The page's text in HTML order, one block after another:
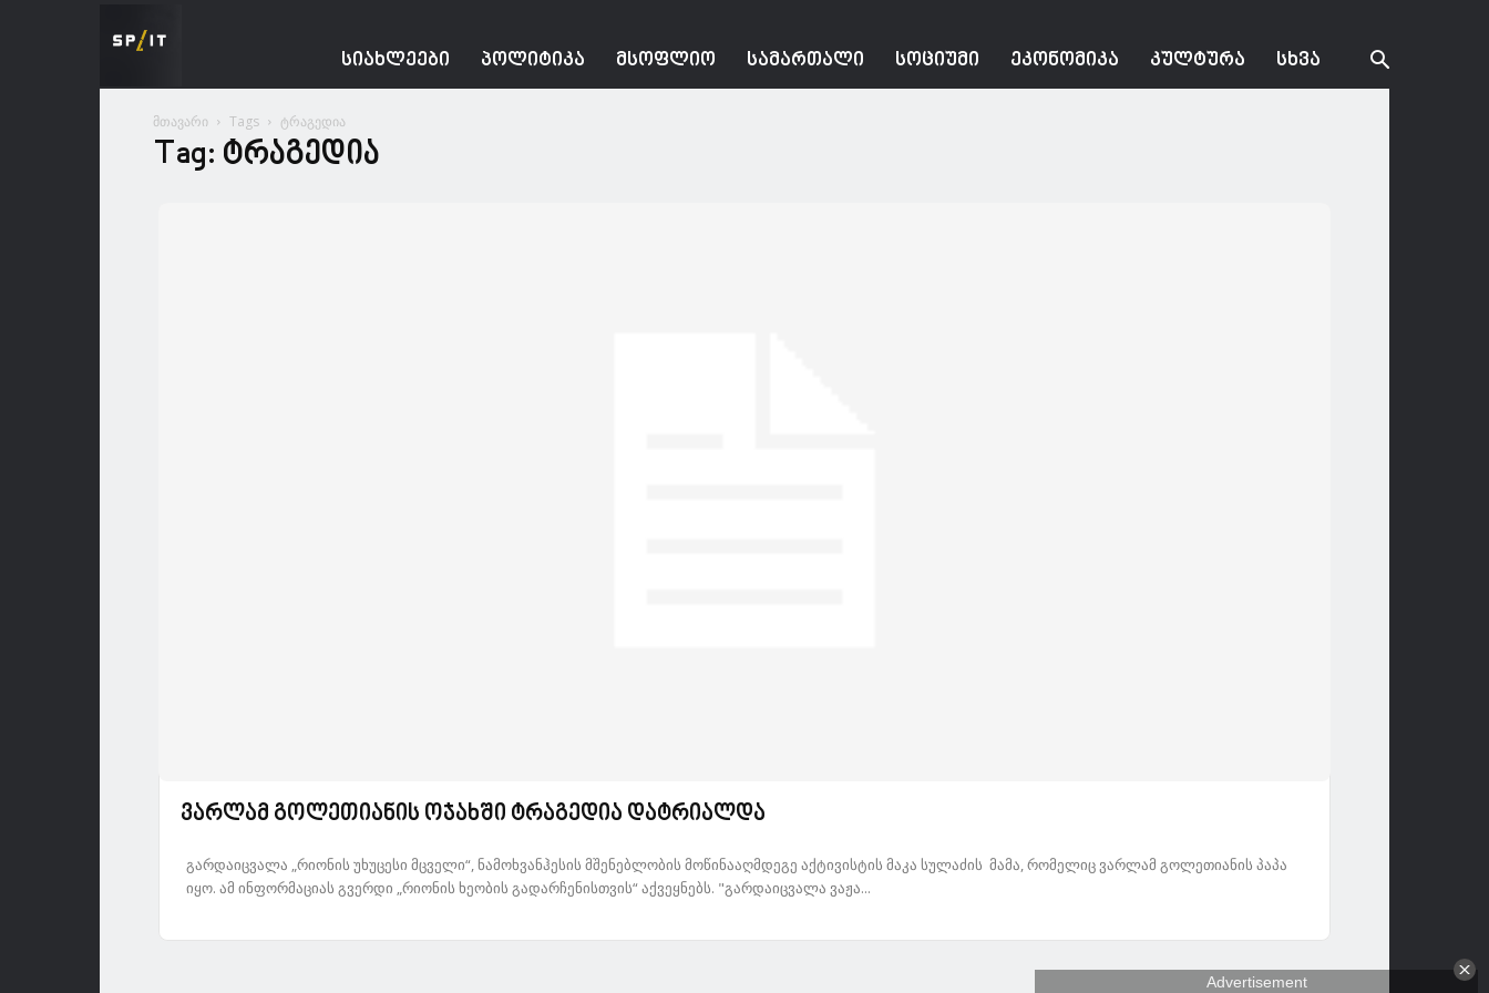
ᲡᲘᲐᲮᲚᲔᲔᲑᲘ ᲞᲝᲚᲘᲢᲘᲙᲐ ᲛᲡᲝᲤᲚᲘᲝ ᲡᲐᲛᲐᲠᲗᲐᲚᲘ ᲡᲝᲪᲘᲣᲛᲘ ᲔᲙᲝᲜᲝᲛᲘᲙᲐ ᲙᲣᲚᲢᲣᲠᲐ ᲡᲮᲕᲐ
მთავარი Tags ტრაგედია
Tag: ტრაგედია
ვარლამ გოლეთიანის ოჯახში ტრაგედია დატრიალდა
გარდაიცვალა „რიონის უხუცესი მცველი“, ნამოხვანჰესის მშენებლობის მოწინააღმდეგე აქტივისტის მაკა სულაძის მამა, რომელიც ვარლამ გოლეთიანის პაპა
იყო. ამ ინფორმაციას გვერდი „რიონის ხეობის გადარჩენისთვის“ აქვეყნებს. "გარდაიცვალა ვაჟა...